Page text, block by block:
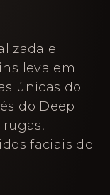
e
leva em
únicas do
do Deep
faciais de